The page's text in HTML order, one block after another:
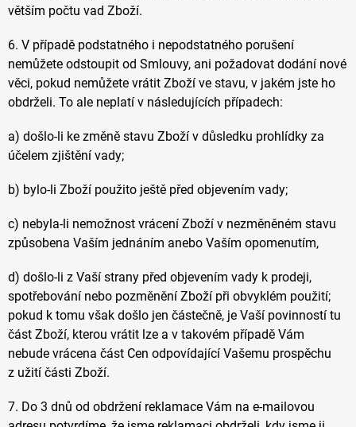
větším počtu vad Zboží.
6. V případě podstatného i nepodstatného porušení
nemůžete odstoupit od Smlouvy, ani požadovat dodání nové
věci, pokud nemůžete vrátit Zboží ve stavu, v jakém jste ho
obdrželi. To ale neplatí v následujících případech:
a) došlo-li ke změně stavu Zboží v důsledku prohlídky za
účelem zjištění vady;
b) bylo-li Zboží použito ještě před objevením vady;
c) nebyla-li nemožnost vrácení Zboží v nezměněném stavu
způsobena Vaším jednáním anebo Vaším opomenutím,
d) došlo-li z Vaší strany před objevením vady k prodeji,
spotřebování nebo pozměnění Zboží při obvyklém použití;
pokud k tomu však došlo jen částečně, je Vaší povinností tu
část Zboží, kterou vrátit lze a v takovém případě Vám
nebude vrácena část Cen odpovídající Vašemu prospěchu
z užití části Zboží.
7. Do 3 dnů od obdržení reklamace Vám na e-mailovou